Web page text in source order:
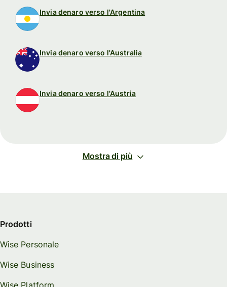
Invia denaro verso l'Argentina
Invia denaro verso l'Australia
Invia denaro verso l'Austria
Mostra di più
Prodotti
Wise Personale
Wise Business